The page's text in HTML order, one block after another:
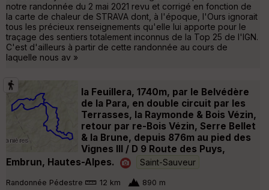
notre randonnée du 2 mai 2021 revu et corrigé en fonction de
la carte de chaleur de STRAVA dont, à l'époque, l'Ours ignorait
tous les précieux renseignements qu'elle lui apporte pour le
traçage des sentiers totalement inconnus de la Top 25 de l'IGN.
C'est d'ailleurs à partir de cette randonnée au cours de
laquelle nous av »
la Feuillera, 1740m, par le Belvédère
de la Para, en double circuit par les
Terrasses, la Raymonde & Bois Vézin,
retour par re-Bois Vézin, Serre Bellet
& la Brune, depuis 876m au pied des
Vignes III / D 9 Route des Puys,
Embrun, Hautes-Alpes.
Saint-Sauveur
Randonnée Pédestre 12 km 890 m